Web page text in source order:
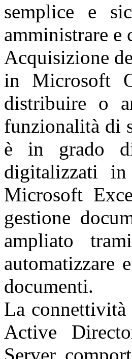
semplice e
amministrare e
Acquisizione
in Microsoft
distribuire o
funzionalità di
è in grado di
digitalizzati
Microsoft
gestione
ampliato
automatizzare
documenti.
La
Active